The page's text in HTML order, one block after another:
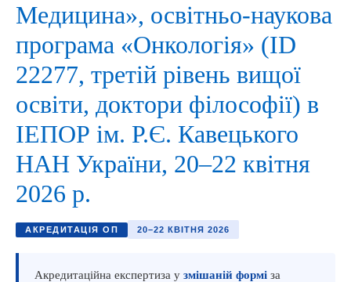
Медицина», освітньо-наукова
програма «Онкологія» (ID
22277, третій рівень вищої
освіти, доктори філософії) в
ІЕПОР ім. Р.Є. Кавецького
НАН України, 20–22 квітня
2026 р.
АКРЕДИТАЦІЯ ОП 20–22 КВІТНЯ 2026
Акредитаційна експертиза у змішаній формі за